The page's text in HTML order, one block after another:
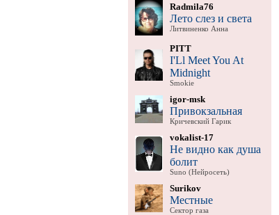
Radmila76
Лето слез и света
Литвиненко Анна
PITT
I'Ll Meet You At
Midnight
Smokie
igor-msk
Привокзальная
Кричевский Гарик
vokalist-17
Не видно как душа
болит
Suno (Нейросеть)
Surikov
Местные
Сектор газа